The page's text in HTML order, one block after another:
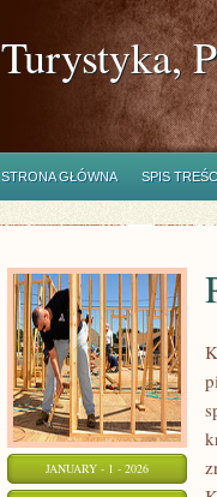
Turystyka,
STRONA GŁÓWNA SPIS
JANUARY - 1 - 2026